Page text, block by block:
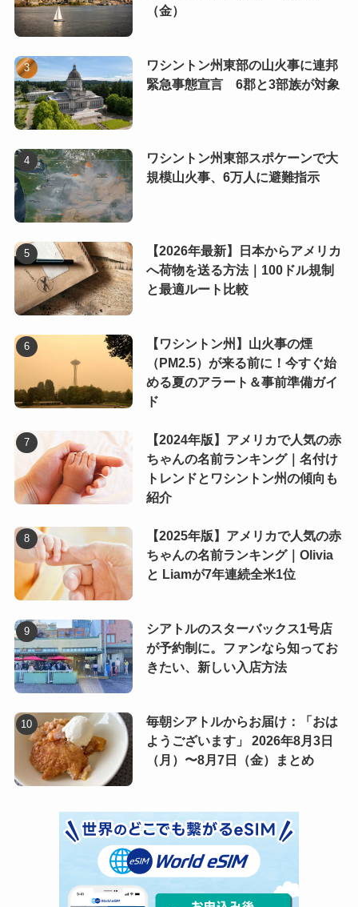
（金）
ワシントン州東部の山火事に連邦
緊急事態宣言 6郡と3部族が対象
ワシントン州東部スポケーンで大
規模山火事、6万人に避難指示
【2026年最新】日本からアメリカ
へ荷物を送る方法｜100ドル規制
と最適ルート比較
【ワシントン州】山火事の煙
（PM2.5）が来る前に！今すぐ始
める夏のアラート＆事前準備ガイ
ド
【2024年版】アメリカで人気の赤
ちゃんの名前ランキング｜名付け
トレンドとワシントン州の傾向も
紹介
【2025年版】アメリカで人気の赤
ちゃんの名前ランキング｜Olivia
と Liamが7年連続全米1位
シアトルのスターバックス1号店
が予約制に。ファンなら知ってお
きたい、新しい入店方法
毎朝シアトルからお届け：「おは
ようございます」 2026年8月3日
（月）〜8月7日（金）まとめ